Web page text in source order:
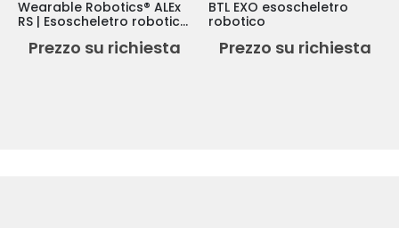
Wearable Robotics® ALEx
RS | Esoscheletro robotico
Prezzo su richiesta
BTL EXO esoscheletro
robotico
Prezzo su richiesta